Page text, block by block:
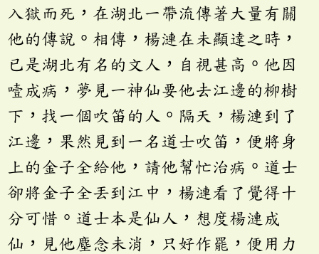
入獄而死，在湖北一帶流傳著大量有關
他的傳說。相傳，楊漣在未顯達之時，
已是湖北有名的文人，自視甚高。他因
噎成病，夢見一神仙要他去江邊的柳樹
下，找一個吹笛的人。隔天，楊漣到了
江邊，果然見到一名道士吹笛，便將身
上的金子全給他，請他幫忙治病。道士
卻將金子全丟到江中，楊漣看了覺得十
分可惜。道士本是仙人，想度楊漣成
仙，見他塵念未消，只好作罷，便用力